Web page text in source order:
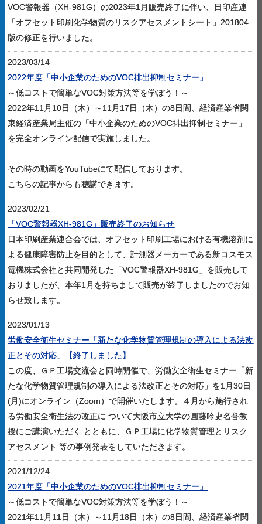
VOC警報器（XH-981G）の2023年1月販売終了に伴い、日印産連
「オフセット印刷化学物質のリスクアセスメントシート」201804
版の修正を行いました。
2023/03/14
2022年度「中小企業のためのVOC排出抑制セミナー」
～低コストで簡単なVOC対策方法等を学ぼう！～
2022年11月10日（木）～11月17日（木）の8日間、経済産業省関
東経済産業局主催の「中小企業のためのVOC排出抑制セミナー」
を完全オンライン配信で実施しました。
その時の動画をYouTubeにて配信しております。
こちらの記事からも聴講できます。
2023/02/21
「VOC警報器XH-981G」販売終了のお知らせ
日本印刷産業連合会では、オフセット印刷工場における有機溶剤に
よる健康障害防止を目的として、計測器メーカーである新コスモス
電機株式会社と共同開発した「VOC警報器XH-981G」を販売して
おりましたが、本年1月を持ちまして販売が終了しましたのでお知
らせ致します。
2023/01/13
労働安全衛生セミナー「新たな化学物質管理規制の導入による法改
正とその対応」【終了しました】
この度、ＧＰ工場交流会と同時開催で、労働安全衛生セミナー「新
たな化学物質管理規制の導入による法改正とその対応」を1月30日
(月)にオンライン（Zoom）で開催いたします。４月から施行され
る労働安全衛生法の改正に ついて大阪市立大学の圓藤吟史名誉教
授にご講演いただく とともに、ＧＰ工場に化学物質管理とリスク
アセスメント 等の事例発表をしていただきます。
2021/12/24
2021年度「中小企業のためのVOC排出抑制セミナー」
～低コストで簡単なVOC対策方法等を学ぼう！～
2021年11月11日（木）～11月18日（木）の8日間、経済産業省関